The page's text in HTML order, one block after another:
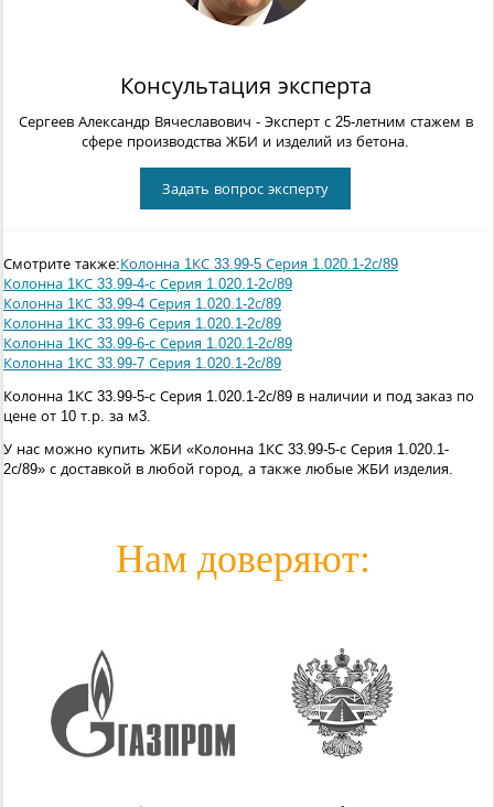
Консультация эксперта
Сергеев Александр Вячеславович - Эксперт с 25-летним стажем в
сфере производства ЖБИ и изделий из бетона.
Задать вопрос эксперту
Смотрите также:Колонна 1КС 33.99-5 Серия 1.020.1-2с/89
Колонна 1КС 33.99-4-с Серия 1.020.1-2с/89
Колонна 1КС 33.99-4 Серия 1.020.1-2с/89
Колонна 1КС 33.99-6 Серия 1.020.1-2с/89
Колонна 1КС 33.99-6-с Серия 1.020.1-2с/89
Колонна 1КС 33.99-7 Серия 1.020.1-2с/89
Колонна 1КС 33.99-5-с Серия 1.020.1-2с/89 в наличии и под заказ по
цене от 10 т.р. за м3.
У нас можно купить ЖБИ «Колонна 1КС 33.99-5-с Серия 1.020.1-
2с/89» с доставкой в любой город, а также любые ЖБИ изделия.
Нам доверяют: